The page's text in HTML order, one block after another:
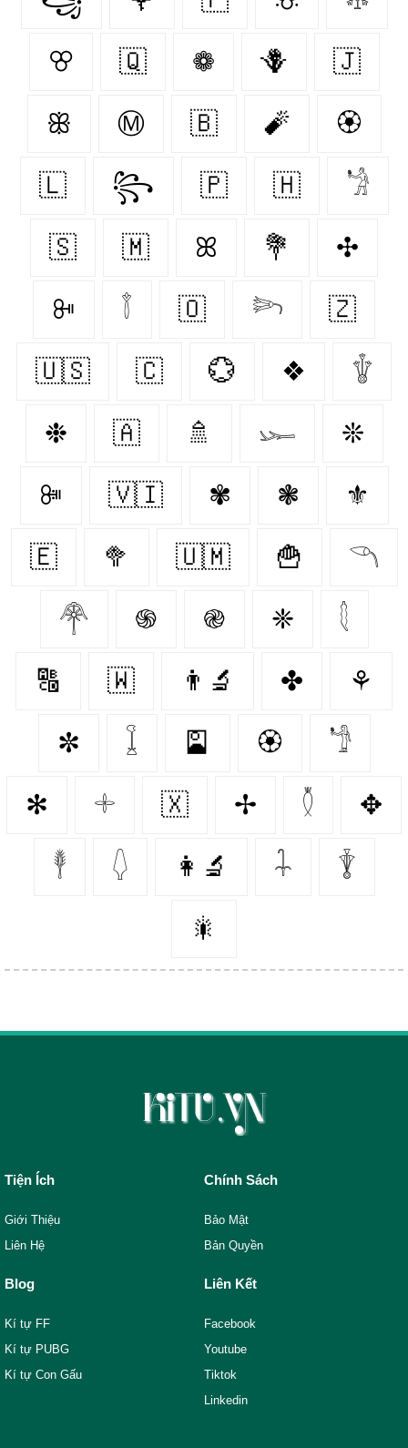
ꕢ 🇶‌ ❁ 🪻 🇯‌
ꕥ Ⓜ 🇧‌ 🧨 🏵
🇱‌ ꧂ 🇵‌ 🇭‌ 𓁋
🇸‌ 🇲‌ ꕤ 💐 ✣
ꔻ 𓇕 🇴‌ 𓆸 🇿‌
🇺🇸 🇨‌ 💮 ❖ 𓇚
❉ 🇦‌ 🚿 𓆱 ❊
ꔼ 🇻🇮 ✾ ❃ ⚜️
🇪‌ 🥦 🇺🇲 🍟 𓆹
𓋇 ֍ ֎ ❈ 𓇛
🔠 🇼‌ 👨‍🔬 ✤ ⚘
✼ 𓆼 🎴 🏵️ 𓁙
✻ 𓇬 🇽‌ ✢ 𓇟 ✥
𓇣 𓆭 👩‍🔬 𓇑 𓇊
🎇
Tiện Ích
Giới Thiệu
Liên Hệ
Chính Sách
Bảo Mật
Bản Quyền
Blog
Kí tự FF
Kí tự PUBG
Kí tự Con Gấu
Liên Kết
Facebook
Youtube
Tiktok
Linkedin